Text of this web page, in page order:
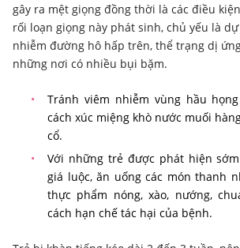
gây ra mệt giọng đồng thời là các điều
rối loạn giọng này phát sinh, chủ yếu là
nhiễm đường hô hấp trên, thể trạng dị
những nơi có nhiều bụi bặm.
Tránh viêm nhiễm vùng hầu
cách xúc miệng khò nước muối
cổ.
Với những trẻ được phát hiện
giá luộc, ăn uống các món thanh
thực phẩm nóng, xào, nướng,
cách hạn chế tác hại của bệnh.